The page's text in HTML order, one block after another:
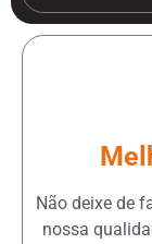
Não deixe de
nossa